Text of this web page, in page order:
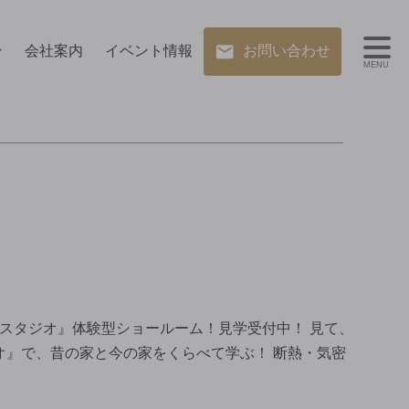
会社案内 イベント情報 お問い合わせ
タジオ』体験型ショールーム！見学受付中！ 見て、
で、昔の家と今の家をくらべて学ぶ！ 断熱・気密
MENU